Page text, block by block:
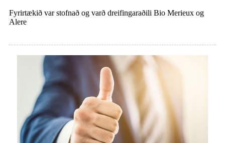
Fyrirtækið var stofnað og varð dreifingaraðili Bio Merieux og
Alere